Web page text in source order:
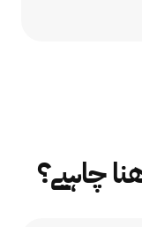
چاہیے؟